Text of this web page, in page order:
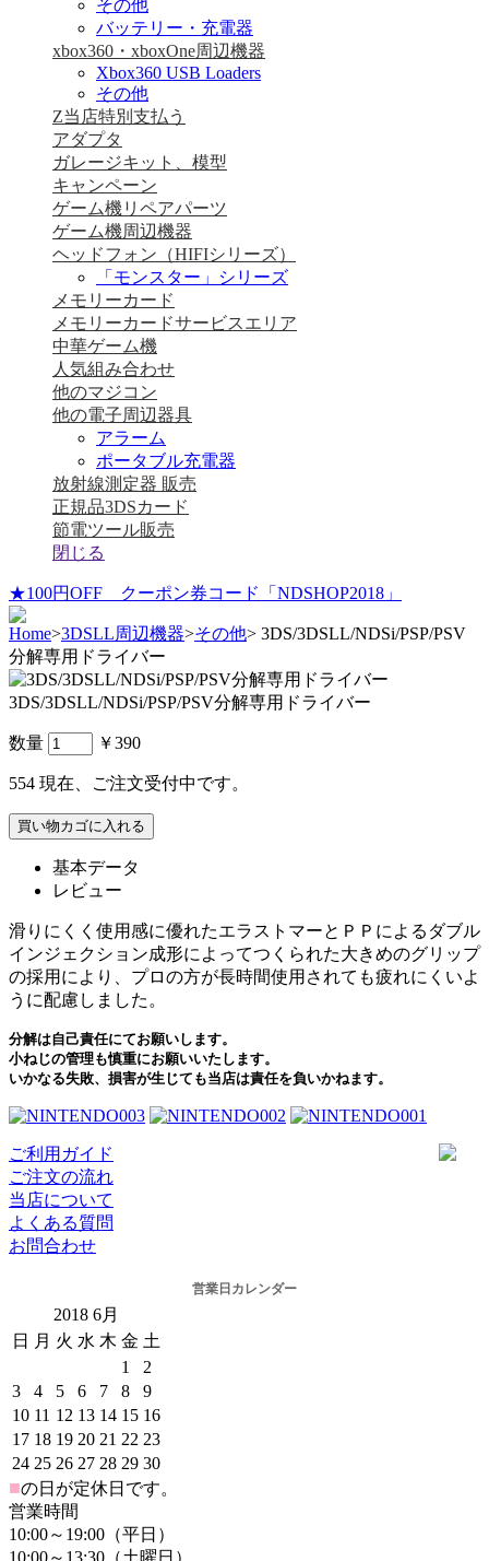
その他
バッテリー・充電器
xbox360・xboxOne周辺機器
Xbox360 USB Loaders
その他
Z当店特別支払う
アダプタ
ガレージキット、模型
キャンペーン
ゲーム機リペアパーツ
ゲーム機周辺機器
ヘッドフォン（HIFIシリーズ）
「モンスター」シリーズ
メモリーカード
メモリーカードサービスエリア
中華ゲーム機
人気組み合わせ
他のマジコン
他の電子周辺器具
アラーム
ポータブル充電器
放射線測定器 販売
正規品3DSカード
節電ツール販売
閉じる
★100円OFF クーポン券コード「NDSHOP2018」
Home>3DSLL周辺機器>その他> 3DS/3DSLL/NDSi/PSP/PSV
分解専用ドライバー
3DS/3DSLL/NDSi/PSP/PSV分解専用ドライバー
数量 ￥390
554 現在、ご注文受付中です。
基本データ
レビュー
滑りにくく使用感に優れたエラストマーとＰＰによるダブル
インジェクション成形によってつくられた大きめのグリップ
の採用により、プロの方が長時間使用されても疲れにくいよ
うに配慮しました。
分解は自己責任にてお願いします。
小ねじの管理も慎重にお願いいたします。
いかなる失敗、損害が生じても当店は責任を負いかねます。
ご利用ガイド
ご注文の流れ
当店について
よくある質問
お問合わせ
営業日カレンダー
2018 6月
日
月 火 水 木 金 土
1
2
3
4 5 6 7 8
9
10 11 12 13 14 15 16
17 18 19 20 21 22 23
24 25 26 27 28 29 30
■の日が定休日です。
営業時間
10:00～19:00（平日）
10:00～13:30（土曜日）